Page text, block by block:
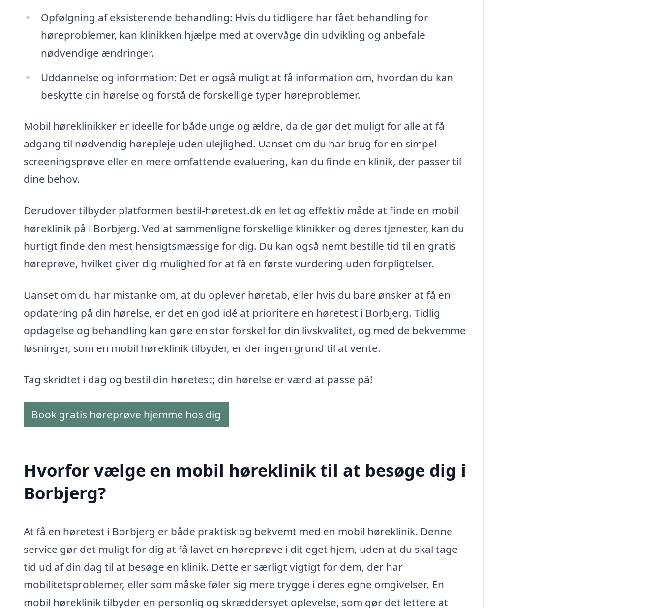
Opfølgning af eksisterende behandling: Hvis du tidligere har fået behandling for
høreproblemer, kan klinikken hjælpe med at overvåge din udvikling og anbefale
nødvendige ændringer.
Uddannelse og information: Det er også muligt at få information om, hvordan du kan
beskytte din hørelse og forstå de forskellige typer høreproblemer.
Mobil høreklinikker er ideelle for både unge og ældre, da de gør det muligt for alle at få
adgang til nødvendig hørepleje uden ulejlighed. Uanset om du har brug for en simpel
screeningsprøve eller en mere omfattende evaluering, kan du finde en klinik, der passer til
dine behov.
Derudover tilbyder platformen bestil-høretest.dk en let og effektiv måde at finde en mobil
høreklinik på i Borbjerg. Ved at sammenligne forskellige klinikker og deres tjenester, kan du
hurtigt finde den mest hensigtsmæssige for dig. Du kan også nemt bestille tid til en gratis
høreprøve, hvilket giver dig mulighed for at få en første vurdering uden forpligtelser.
Uanset om du har mistanke om, at du oplever høretab, eller hvis du bare ønsker at få en
opdatering på din hørelse, er det en god idé at prioritere en høretest i Borbjerg. Tidlig
opdagelse og behandling kan gøre en stor forskel for din livskvalitet, og med de bekvemme
løsninger, som en mobil høreklinik tilbyder, er der ingen grund til at vente.
Tag skridtet i dag og bestil din høretest; din hørelse er værd at passe på!
Book gratis høreprøve hjemme hos dig
Hvorfor vælge en mobil høreklinik til at besøge dig i
Borbjerg?
At få en høretest i Borbjerg er både praktisk og bekvemt med en mobil høreklinik. Denne
service gør det muligt for dig at få lavet en høreprøve i dit eget hjem, uden at du skal tage
tid ud af din dag til at besøge en klinik. Dette er særligt vigtigt for dem, der har
mobilitetsproblemer, eller som måske føler sig mere trygge i deres egne omgivelser. En
mobil høreklinik tilbyder en personlig og skræddersyet oplevelse, som gør det lettere at